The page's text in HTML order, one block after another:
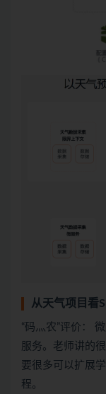
从天气项目看
“码灬农”评价：
服务。老师讲的
要很多可以扩展
程。